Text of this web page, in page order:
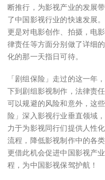
断推行，为影视产业的发展
了中国影视行业的快速发展
更是对电影创作、拍摄，电
律责任等方面分别做了详细
化的那一天指日可待。
「剧组保险」走过的这一年
下到剧组影视制作，法律责
可以规避的风险和意外，这
险」深入影视行业垂直领域
力于为影视同行们提供人性
流程，降低影视制作中的各
更借此机会促进中国影视产
程，为中国影视保驾护航！